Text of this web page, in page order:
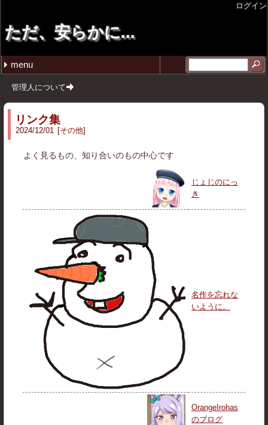
ログイン
ただ、安らかに...
menu
最近の記事
tmuxで垂直ペインを後から追加したい
週報 26年4月第4週目
週報 26年4月第3週目
週報 26年4月第2週目
週報 26年3月第4週目
月別の記事リスト
2026年 (20)
2026年07月 (1)
2026年04月 (3)
2026年03月 (6)
2026年02月 (2)
2026年01月 (8)
2025年 (27)
2025年12月 (5)
2025年11月 (2)
2025年10月 (3)
2025年09月 (3)
2025年08月 (5)
2025年03月 (2)
2025年02月 (4)
2025年01月 (3)
2024年 (12)
2024年12月 (8)
2024年11月 (2)
2024年08月 (1)
2024年02月 (1)
2023年 (1)
2023年12月 (1)
2022年 (2)
2022年11月 (1)
2022年10月 (1)
2020年 (1)
2020年12月 (1)
タグ雑記 (42)
自省 (12)
プログラム (12)
C++ (5)
11 (5)
VirtualBox (1)
Linux (2)
tmux (1)
ゲーム (5)
スマブラSP (1)
スプラトゥーン3 (1)
ストリートファイター6 (3)
コミックマーケット (4)
その他 (2)
仕事 (1)
ガジェット (3)
ソフトウェア (2)
GIT (2)
無印良品 (1)
イラスト (4)
ポエム (1)
圏論 (1)
音楽 (1)
管理人について
リンク集
2024/12/01 その他
よく見るもの、知り合いのもの中心です
じょじのにっ
き
名作を忘れな
いように。
OrangeIrohas
のブログ